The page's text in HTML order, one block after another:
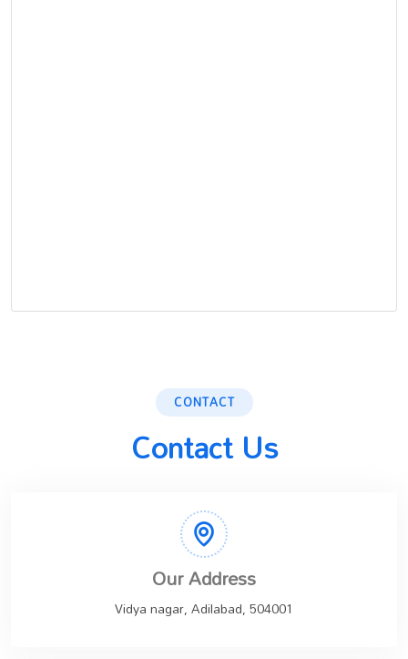
CONTACT
Contact Us
Our Address
Vidya nagar, Adilabad, 504001